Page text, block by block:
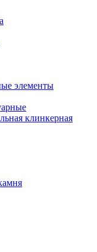
элементы
клинкерная